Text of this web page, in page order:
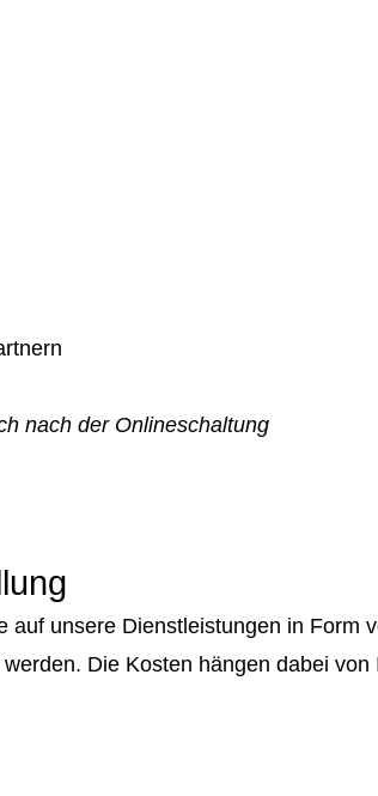
nach der Onlineschaltung
unsere Dienstleistungen in Form
Die Kosten hängen dabei von